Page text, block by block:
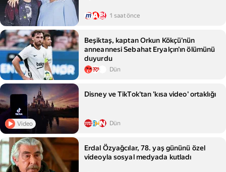
1 saat önce
Beşiktaş, kaptan Orkun Kökçü'nün
anneannesi Sebahat Eryalçın'ın ölümünü
duyurdu
Dün
Video
Disney ve TikTok'tan 'kısa video' ortaklığı
Dün
Erdal Özyağcılar, 78. yaş gününü özel
videoyla sosyal medyada kutladı